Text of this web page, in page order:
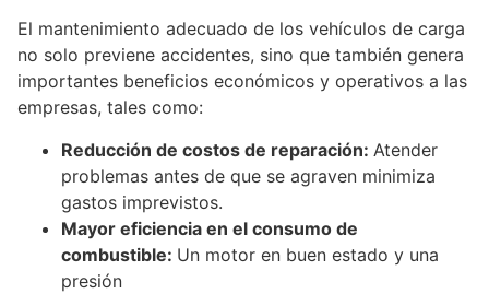
El mantenimiento adecuado de los vehículos de carga
no solo previene accidentes, sino que también genera
importantes beneficios económicos y operativos a las
empresas, tales como:
Reducción de costos de reparación: Atender
problemas antes de que se agraven minimiza
gastos imprevistos.
Mayor eficiencia en el consumo de
combustible: Un motor en buen estado y una
presión